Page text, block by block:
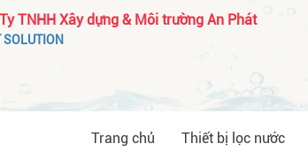
TNHH Xây dựng & Môi trường An Phát
SOLUTION
Trang chủ Thiết bị lọc nước